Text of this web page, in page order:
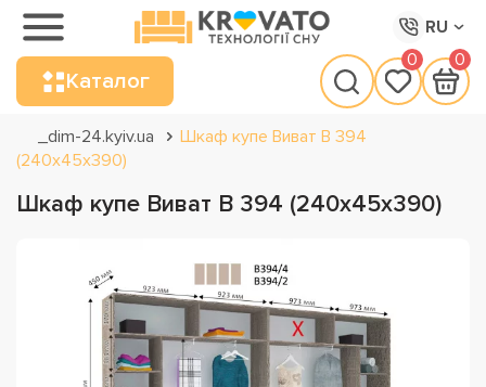
RU
Каталог
0 0
_dim-24.kyiv.ua
Шкаф купе Виват В 394
(240х45х390)
Шкаф купе Виват В 394 (240х45х390)